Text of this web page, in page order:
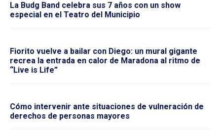
La Budg Band celebra sus 7 años con un show
especial en el Teatro del Municipio
Fiorito vuelve a bailar con Diego: un mural gigante
recrea la entrada en calor de Maradona al ritmo de
“Live is Life”
Cómo intervenir ante situaciones de vulneración de
derechos de personas mayores